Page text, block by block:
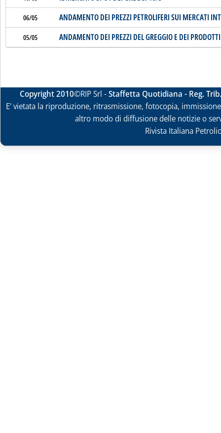
06/05 ANDAMENTO DEI PREZZI PETROLIFERI SUI MERCATI
05/05 ANDAMENTO DEI PREZZI DEL GREGGIO E DEI PRODOTTI
Copyright 2010©RIP Srl -Staffetta Quotidiana - Reg.
E' vietata la riproduzione, ritrasmissione, fotocopia,
altro modo di diffusione delle notizie o
Rivista Italiana